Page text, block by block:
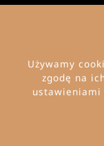
Używamy
zgodę na